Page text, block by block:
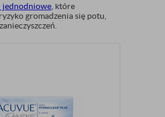
jednodniowe , które
gromadzenia się potu,